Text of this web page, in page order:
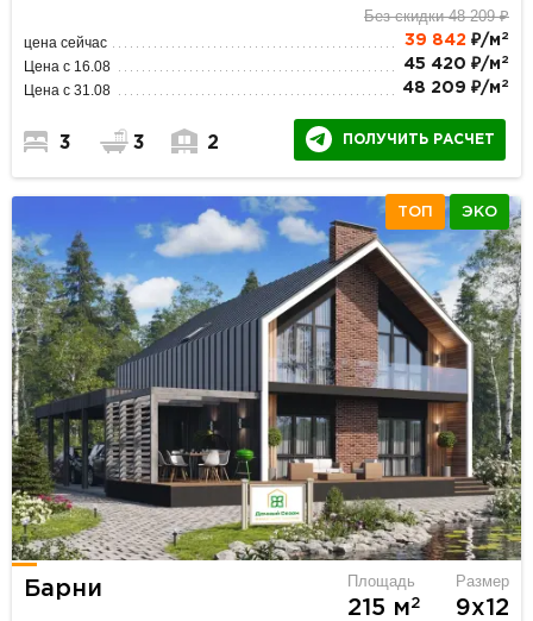
Без скидки 48 209 ₽
цена сейчас 39 842 ₽/м 2
Цена с 16.08 45 420 ₽/м 2
Цена с 31.08 48 209 ₽/м 2
3 3 2 ПОЛУЧИТЬ РАСЧЕТ
ТОП ЭКО
Барни Площадь
215 м2
Размер
9х12